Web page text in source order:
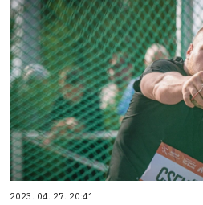
2023. 04. 27. 20:41